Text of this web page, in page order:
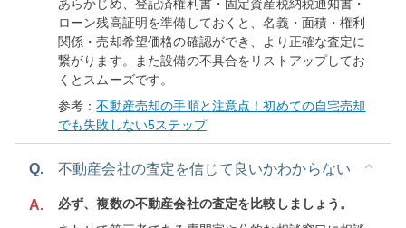
あらかじめ、登記済権利書・固定資産税納税通知書・
ローン残高証明を準備しておくと、名義・面積・権利
関係・売却希望価格の確認ができ、より正確な査定に
繋がります。また設備の不具合をリストアップしてお
くとスムーズです。
参考：不動産売却の手順と注意点！初めての自宅売却
でも失敗しない5ステップ
Q. 不動産会社の査定を信じて良いかわからない
A.
必ず、複数の不動産会社の査定を比較しましょう。